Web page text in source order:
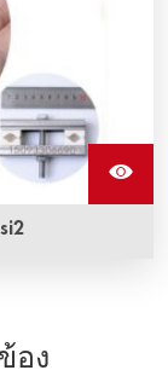
อง